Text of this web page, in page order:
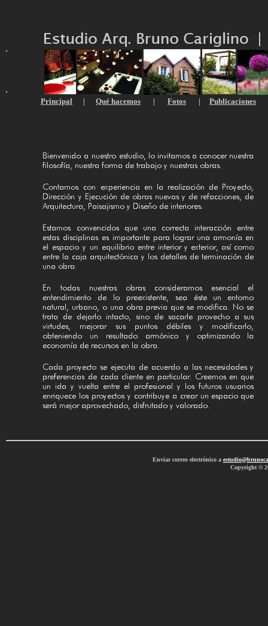
Principal | Qué hacemos | Fotos | Publicaciones
Enviar correo electrónico a
Copyright ©